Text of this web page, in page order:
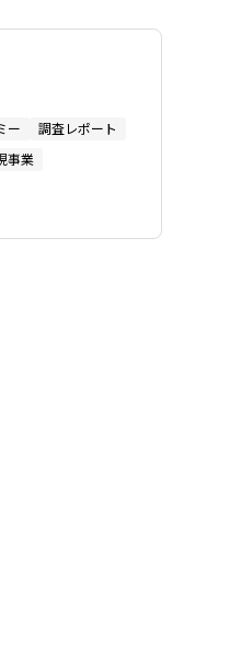
ー
調査レポート
事業